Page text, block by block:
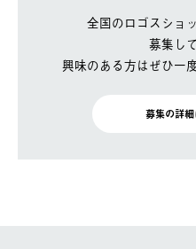
全国のロゴスショ
募集し
興味のある方はぜひ一
募集の詳